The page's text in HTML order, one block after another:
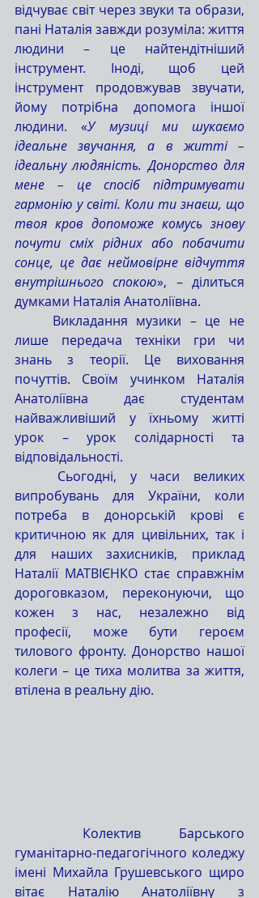
відчуває світ через звуки та образи,
пані Наталія завжди розуміла: життя
людини – це найтендітніший
інструмент. Іноді, щоб цей
інструмент продовжував звучати,
йому потрібна допомога іншої
людини. «У музиці ми шукаємо
ідеальне звучання, а в житті –
ідеальну людяність. Донорство для
мене – це спосіб підтримувати
гармонію у світі. Коли ти знаєш, що
твоя кров допоможе комусь знову
почути сміх рідних або побачити
сонце, це дає неймовірне відчуття
внутрішнього спокою», – ділиться
думками Наталія Анатоліївна.
лише передача техніки гри чи
знань з теорії. Це виховання
почуттів. Своїм учинком Наталія
Анатоліївна дає студентам
найважливіший у їхньому житті
урок – урок солідарності та
відповідальності.
випробувань для України, коли
потреба в донорській крові є
критичною як для цивільних, так і
для наших захисників, приклад
Наталії МАТВІЄНКО стає справжнім
дороговказом, переконуючи, що
кожен з нас, незалежно від
професії, може бути героєм
тилового фронту. Донорство нашої
колеги – це тиха молитва за життя,
втілена в реальну дію.
гуманітарно-педагогічного коледжу
імені Михайла Грушевського щиро
вітає Наталію Анатоліївну з